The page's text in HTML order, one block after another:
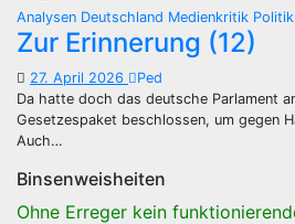
Analysen Deutschland Medienkritik
Zur Erinnerung (12)
27. April 2026
Ped
Da hatte doch das deutsche Parlament
Gesetzespaket beschlossen, um gegen
Auch…
Binsenweisheiten
Ohne Erreger kein